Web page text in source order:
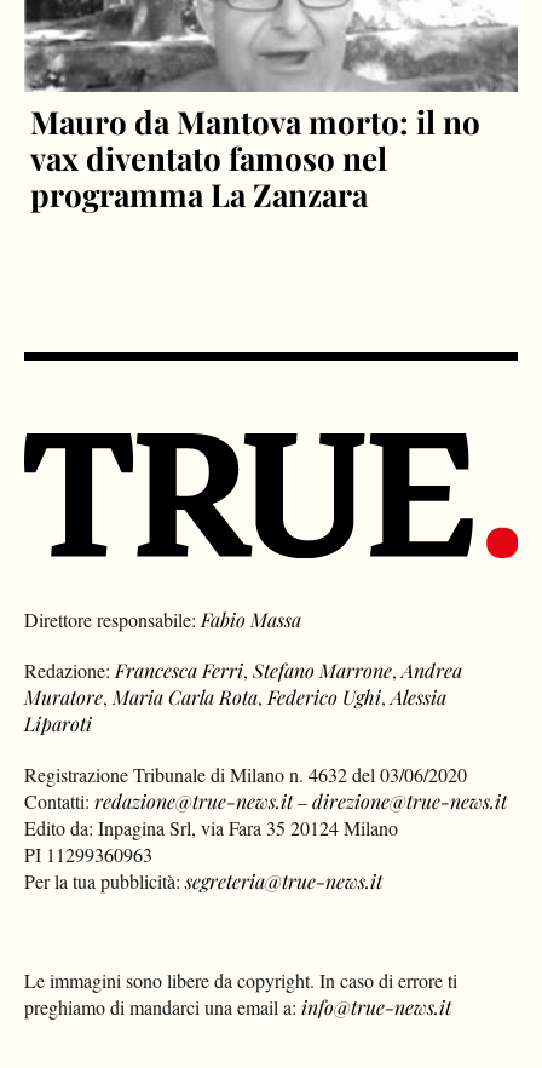
Mauro da Mantova morto: il no
vax diventato famoso nel
programma La Zanzara
Direttore responsabile: Fabio Massa
Redazione: Francesca Ferri,Stefano Marrone,Andrea
Muratore, Maria Carla Rota, Federico Ughi,Alessia
Liparoti
Registrazione Tribunale di Milano n. 4632 del 03/06/2020
Contatti:redazione@true-news.it–direzione@true-news.it
Edito da: Inpagina Srl, via Fara 35 20124 Milano
PI 11299360963
Per la tua pubblicità:segreteria@true-news.it
Le immagini sono libere da copyright. In caso di errore ti
preghiamo di mandarci una email a: info@true-news.it